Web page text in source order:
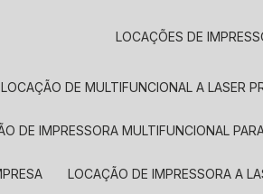
LOCAÇÕES DE
LOCAÇÃO DE MULTIFUNCIONAL A LASER
DE IMPRESSORA MULTIFUNCIONAL
LOCAÇÃO DE IMPRESSORA A